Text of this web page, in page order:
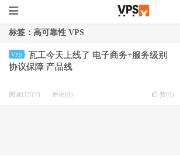
标签：高可靠性 VPS
VPS
瓦工今天上线了 电子商务+服务级别
协议保障 产品线
阅读(1517) 评论(0) 赞(0)